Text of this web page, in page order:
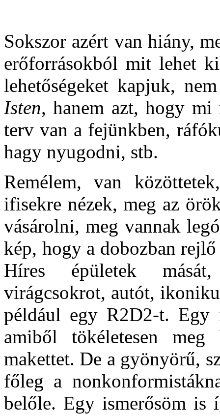
Sokszor azért van hiány,
erőforrásokból mit lehet
lehetőségeket kapjuk,
Isten, hanem azt, hogy
terv van a fejünkben,
hagy nyugodni, stb.
Remélem, van
ifisekre nézek, meg az
vásárolni, meg vannak
kép, hogy a dobozban
Híres épületek
virágcsokrot, autót,
például egy R2D2-t. Egy
amiből tökéletesen
makettet. De a gyönyörű,
főleg a
belőle. Egy ismerősöm is